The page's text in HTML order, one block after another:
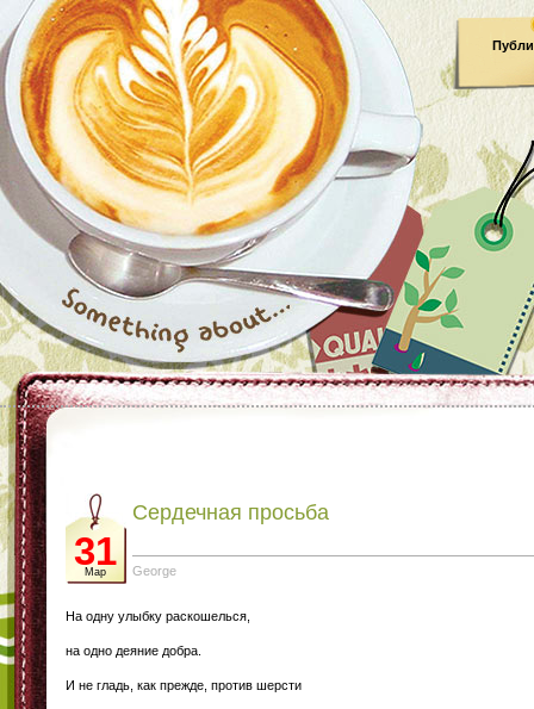
31
Мар
Сердечная просьба
George
На одну улыбку раскошелься,
на одно деяние добра.
И не гладь, как прежде, против шерсти